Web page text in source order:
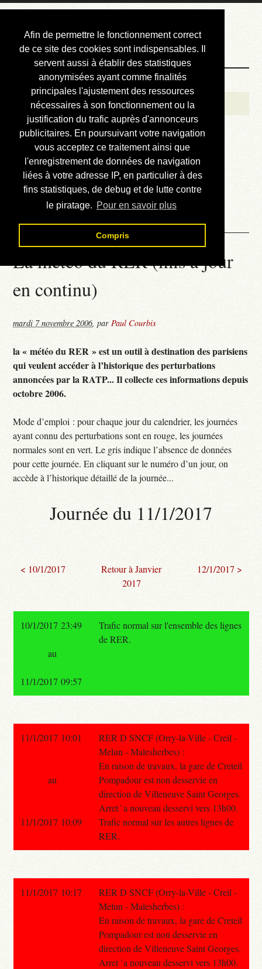
Afin de permettre le fonctionnement correct
de ce site des cookies sont indispensables. Il
servent aussi à établir des statistiques
anonymisées ayant comme finalités
principales l'ajustement des ressources
nécessaires à son fonctionnement ou la
justification du trafic auprès d'annonceurs
publicitaires. En poursuivant votre navigation
vous acceptez ce traitement ainsi que
l'enregistrement de données de navigation
liées à votre adresse IP, en particulier à des
fins statistiques, de debug et de lutte contre
le piratage. Pour en savoir plus
Compris
Courbis, « LE »
Blog Officiel
Bienvenue
Réalisations
Divers (et d’été)
Annonces
Liens externes
Téléchargement
Contact
La météo du RER (mis à jour
en continu)
mardi 7 novembre 2006,parPaul Courbis
la « météo du RER » est un outil à destination des parisiens
qui veulent accéder à l’historique des perturbations
annoncées par la RATP... Il collecte ces informations depuis
octobre 2006.
Mode d’emploi : pour chaque jour du calendrier, les journées
ayant connu des perturbations sont en rouge, les journées
normales sont en vert. Le gris indique l’absence de données
pour cette journée. En cliquant sur le numéro d’un jour, on
accède à l’historique détaillé de la journée...
Journée du 11/1/2017
< 10/1/2017
Retour à Janvier
2017
12/1/2017 >
10/1/2017 23:49
Trafic normal sur l'ensemble des lignes
de RER.
au
11/1/2017 09:57
11/1/2017 10:01
RER D SNCF (Orry-la-Ville - Creil -
Melun - Malesherbes) :
En raison de travaux, la gare de Creteil
Pompadour est non desservie en
direction de Villeneuve Saint Georges.
Arret `a nouveau desservi vers 13h00.
Trafic normal sur les autres lignes de
RER.
au
11/1/2017 10:09
11/1/2017 10:17
RER D SNCF (Orry-la-Ville - Creil -
Melun - Malesherbes) :
En raison de travaux, la gare de Creteil
Pompadour est non desservie en
direction de Villeneuve Saint Georges.
Arret `a nouveau desservi vers 13h00.